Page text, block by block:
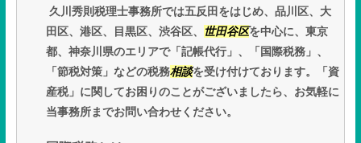
久川秀則税理士事務所では五反田をはじめ、品川区、大
田区、港区、目黒区、渋谷区、
世田谷区を中心に、東京
都、神奈川県のエリアで「記帳代行」、「国際税務」、
「節税対策」などの税務相談を受け付けております。「資
産税」に関してお困りのことがございましたら、お気軽に
当事務所までお問い合わせください。